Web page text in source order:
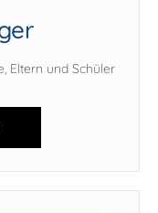
Eltern und Schüler